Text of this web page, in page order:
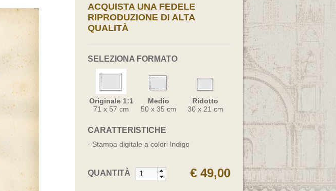
ACQUISTA UNA FEDELE
RIPRODUZIONE DI ALTA
QUALITÀ
SELEZIONA FORMATO
Originale 1:1
71 x 57 cm
Medio
50 x 35 cm
Ridotto
30 x 21 cm
CARATTERISTICHE
- Stampa digitale a colori Indigo
QUANTITÀ € 49,00